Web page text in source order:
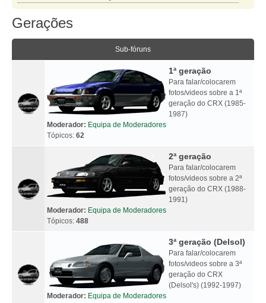
Gerações
Sub-fóruns
1ª geração
Para falar/colocarem
fotos/videos sobre a 1ª
geração do CRX (1985-
1987)
Moderador: Equipa de Moderadores
Tópicos: 62
2ª geração
Para falar/colocarem
fotos/videos sobre a 2ª
geração do CRX (1988-
1991)
Moderador: Equipa de Moderadores
Tópicos: 488
3ª geração (Delsol)
Para falar/colocarem
fotos/videos sobre a 3ª
geração do CRX
(Delsol's) (1992-1997)
Moderador: Equipa de Moderadores